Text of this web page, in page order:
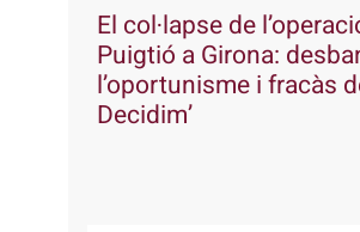
El col·lapse de
Puigtió a Girona:
l’oportunisme i fracàs
Decidim’